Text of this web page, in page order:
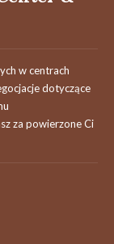
w centrach
dotyczące
za powierzone Ci